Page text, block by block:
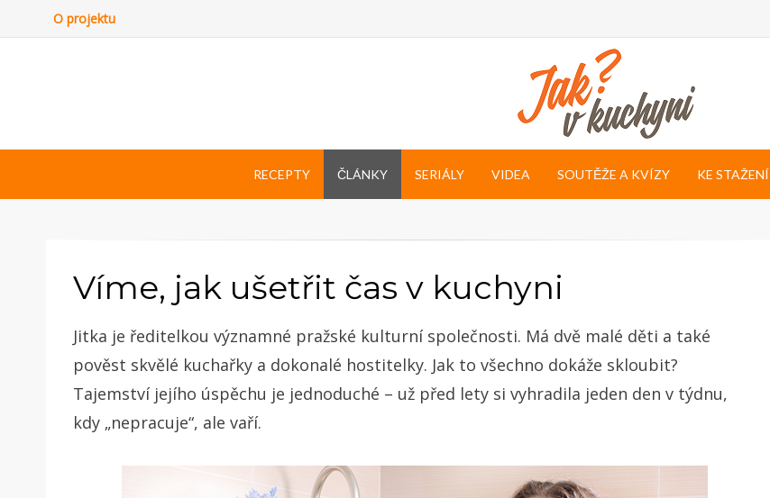
O projektu
RECEPTY ČLÁNKY SERIÁLY VIDEA SOUTĚŽE A KVÍZY KE STAŽENÍ
Víme, jak ušetřit čas v kuchyni
Jitka je ředitelkou významné pražské kulturní společnosti. Má dvě malé děti a také
pověst skvělé kuchařky a dokonalé hostitelky. Jak to všechno dokáže skloubit?
Tajemství jejího úspěchu je jednoduché – už před lety si vyhradila jeden den v týdnu,
kdy „nepracuje“, ale vaří.